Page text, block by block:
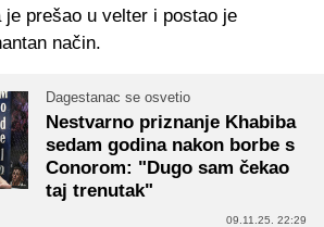
je prešao u velter i postao je
način.
Dagestanac se osvetio
Nestvarno priznanje Khabiba
sedam godina nakon borbe s
Conorom: "Dugo sam čekao
taj trenutak"
09.11.25. 22:29